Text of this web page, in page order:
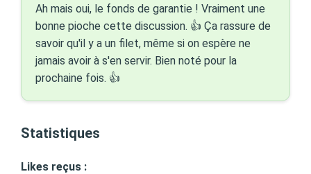
Ah mais oui, le fonds de garantie ! Vraiment une
bonne pioche cette discussion. 👍 Ça rassure de
savoir qu'il y a un filet, même si on espère ne
jamais avoir à s'en servir. Bien noté pour la
prochaine fois. 👍
Statistiques
Likes reçus :